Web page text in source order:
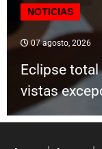
NOTICIAS
07 agosto, 2026
Eclipse total
vistas